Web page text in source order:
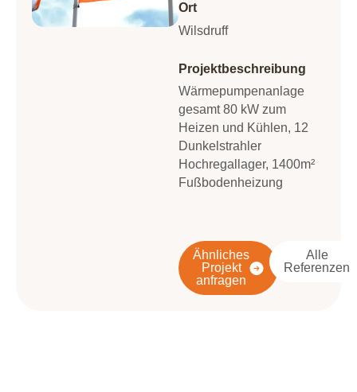
Ort
Wilsdruff
Projektbeschreibung
Wärmepumpenanlage
gesamt 80 kW zum
Heizen und Kühlen, 12
Dunkelstrahler
Hochregallager, 1400m²
Fußbodenheizung
Ähnliches
Projekt
anfragen
Alle
Referenzen